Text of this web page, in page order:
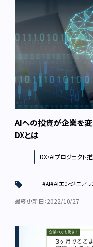
AIへの投資が企業を変
DXとは
DX・AIプロジェクト
#AI#AIエンジニア
最終更新日：2022/10/27